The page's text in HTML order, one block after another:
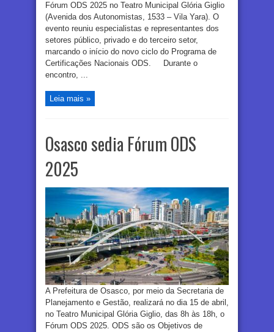
Fórum ODS 2025 no Teatro Municipal Glória Giglio
(Avenida dos Autonomistas, 1533 – Vila Yara). O
evento reuniu especialistas e representantes dos
setores público, privado e do terceiro setor,
marcando o início do novo ciclo do Programa de
Certificações Nacionais ODS. Durante o
encontro, ...
Leia mais »
Osasco sedia Fórum ODS
2025
A Prefeitura de Osasco, por meio da Secretaria de
Planejamento e Gestão, realizará no dia 15 de abril,
no Teatro Municipal Glória Giglio, das 8h às 18h, o
Fórum ODS 2025. ODS são os Objetivos de